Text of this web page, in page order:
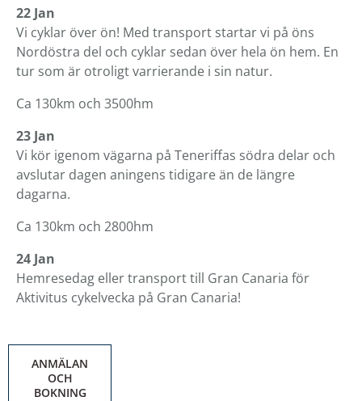
22 Jan
Vi cyklar över ön! Med transport startar vi på öns
Nordöstra del och cyklar sedan över hela ön hem. En
tur som är otroligt varrierande i sin natur.
Ca 130km och 3500hm
23 Jan
Vi kör igenom vägarna på Teneriffas södra delar och
avslutar dagen aningens tidigare än de längre
dagarna.
Ca 130km och 2800hm
24 Jan
Hemresedag eller transport till Gran Canaria för
Aktivitus cykelvecka på Gran Canaria!
ANMÄLAN
OCH
BOKNING